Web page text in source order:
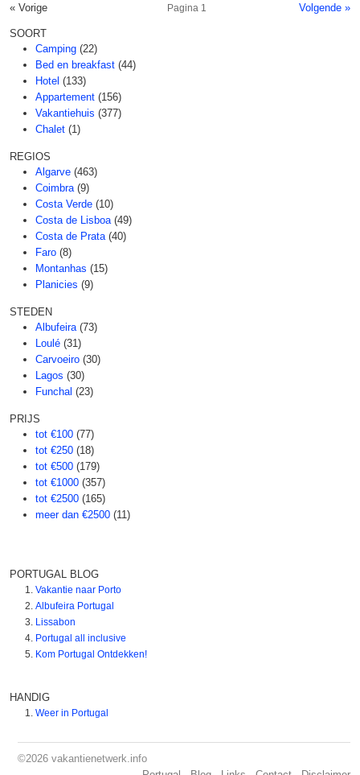
« Vorige Volgende »
Pagina 1
SOORT
Camping (22)
Bed en breakfast (44)
Hotel (133)
Appartement (156)
Vakantiehuis (377)
Chalet (1)
REGIOS
Algarve (463)
Coimbra (9)
Costa Verde (10)
Costa de Lisboa (49)
Costa de Prata (40)
Faro (8)
Montanhas (15)
Planicies (9)
STEDEN
Albufeira (73)
Loulé (31)
Carvoeiro (30)
Lagos (30)
Funchal (23)
PRIJS
tot €100 (77)
tot €250 (18)
tot €500 (179)
tot €1000 (357)
tot €2500 (165)
meer dan €2500 (11)
PORTUGAL BLOG
Vakantie naar Porto
Albufeira Portugal
Lissabon
Portugal all inclusive
Kom Portugal Ontdekken!
HANDIG
Weer in Portugal
©2026 vakantienetwerk.info